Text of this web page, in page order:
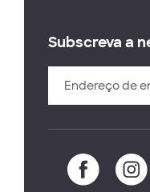
Subscreva a